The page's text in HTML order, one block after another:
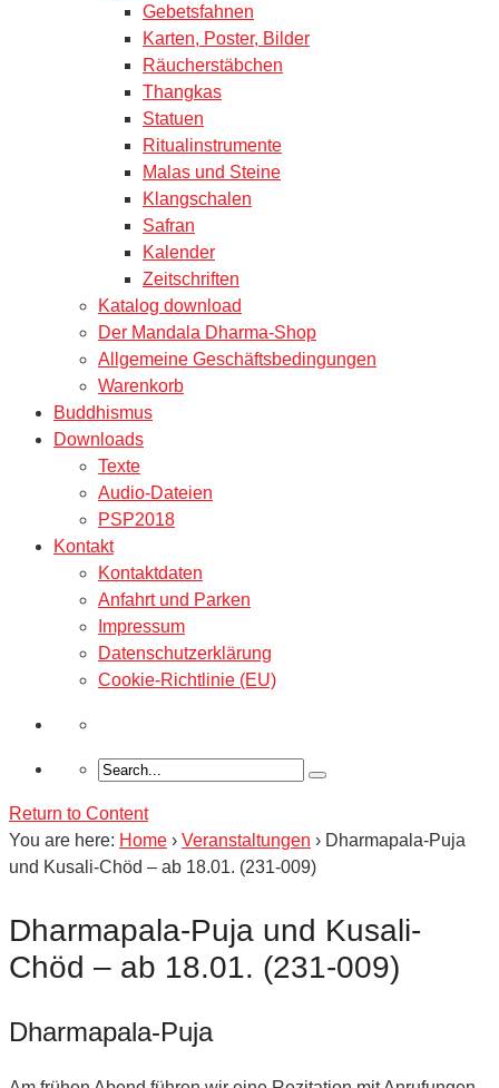
Gebetsfahnen
Karten, Poster, Bilder
Räucherstäbchen
Thangkas
Statuen
Ritualinstrumente
Malas und Steine
Klangschalen
Safran
Kalender
Zeitschriften
Katalog download
Der Mandala Dharma-Shop
Allgemeine Geschäftsbedingungen
Warenkorb
Buddhismus
Downloads
Texte
Audio-Dateien
PSP2018
Kontakt
Kontaktdaten
Anfahrt und Parken
Impressum
Datenschutzerklärung
Cookie-Richtlinie (EU)
Return to Content
You are here: Home › Veranstaltungen › Dharmapala-Puja
und Kusali-Chöd – ab 18.01. (231-009)
Dharmapala-Puja und Kusali-
Chöd – ab 18.01. (231-009)
Dharmapala-Puja